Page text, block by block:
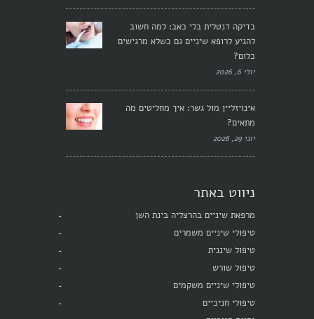
בדיקה דנטלית בלי כאב: למה חשוב
להגיע לרופא שיניים גם כשלא מרגישים
כלום?
יולי 6, 2026
אינויזליין מול גשר: איך מחליטים מה
מתאים?
יוני 29, 2026
ניווט באתר
מרפאת שיניים בהרצליה בינת השן
טיפולי שיניים משמרים
טיפול שיננית
טיפול שורש
טיפולי שיניים משקמים
טיפולי חניכיים